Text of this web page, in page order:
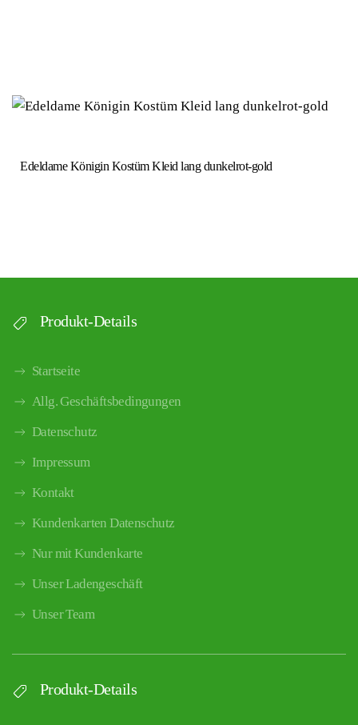
Edeldame Königin Kostüm Kleid lang dunkelrot-gold
Produkt-Details
Startseite
Allg. Geschäftsbedingungen
Datenschutz
Impressum
Kontakt
Kundenkarten Datenschutz
Nur mit Kundenkarte
Unser Ladengeschäft
Unser Team
Produkt-Details